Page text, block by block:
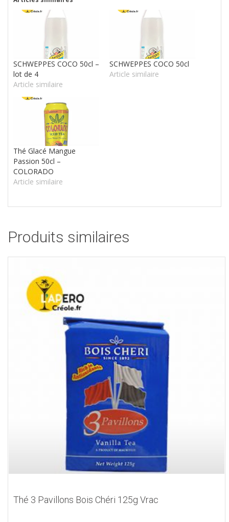
SCHWEPPES COCO 50cl –
lot de 4
Article similaire
SCHWEPPES COCO 50cl
Article similaire
Thé Glacé Mangue
Passion 50cl –
COLORADO
Article similaire
Produits similaires
Thé 3 Pavillons Bois Chéri 125g Vrac